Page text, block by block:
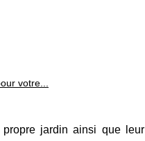
votre...
jardin ainsi que